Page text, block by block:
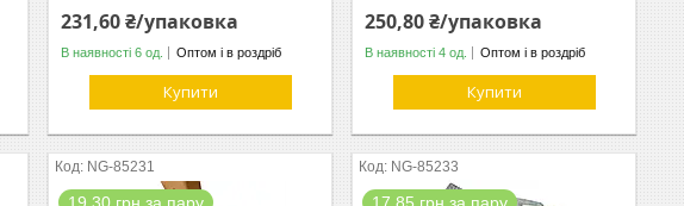
231,60 ₴/упаковка
В наявності 6 од. Оптом і в роздріб
Купити
250,80 ₴/упаковка
В наявності 4 од. Оптом і в роздріб
Купити
NG-85231 NG-85233